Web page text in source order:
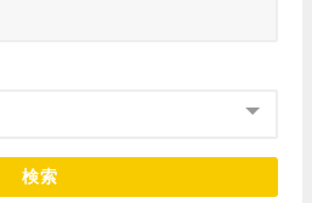
検索